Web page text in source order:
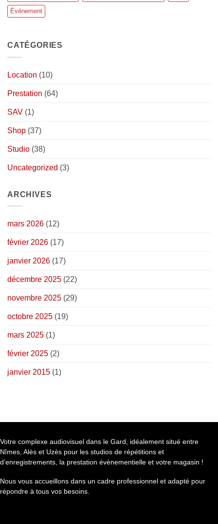
Événement
CATÉGORIES
Location (10)
Prestation (64)
SAV (1)
Shop (37)
Studio (38)
Uncategorized (3)
ARCHIVES
mars 2026 (12)
février 2026 (17)
janvier 2026 (17)
décembre 2025 (22)
novembre 2025 (29)
octobre 2025 (19)
mars 2025 (1)
février 2025 (2)
janvier 2015 (1)
Votre complexe audiovisuel dans le Gard, idéalement situé entre
Nîmes, Alès et Uzès pour les studios de répétitions et
d’enregistrements, la prestation évènementielle et votre magasin !
Nous vous accueillons dans un cadre professionnel et adapté pour
répondre à tous vos besoins.